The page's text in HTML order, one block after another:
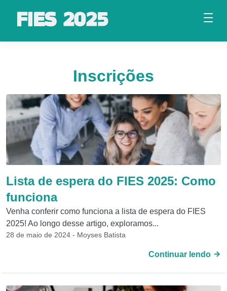
Inscrições
Lista de espera do FIES 2025: Como
funciona
Venha conferir como funciona a lista de espera do FIES
2025! Ao longo desse artigo, exploramos...
28 de maio de 2024 - Moyses Batista
Continuar lendo